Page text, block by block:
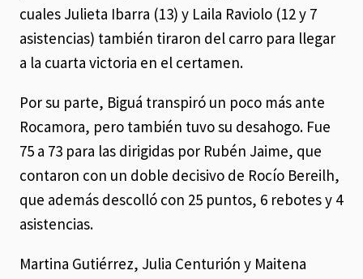
cuales Julieta Ibarra (13) y Laila Raviolo (12 y 7
asistencias) también tiraron del carro para llegar
a la cuarta victoria en el certamen.
Por su parte, Biguá transpiró un poco más ante
Rocamora, pero también tuvo su desahogo. Fue
75 a 73 para las dirigidas por Rubén Jaime, que
contaron con un doble decisivo de Rocío Bereilh,
que además descolló con 25 puntos, 6 rebotes y 4
asistencias.
Martina Gutiérrez, Julia Centurión y Maitena